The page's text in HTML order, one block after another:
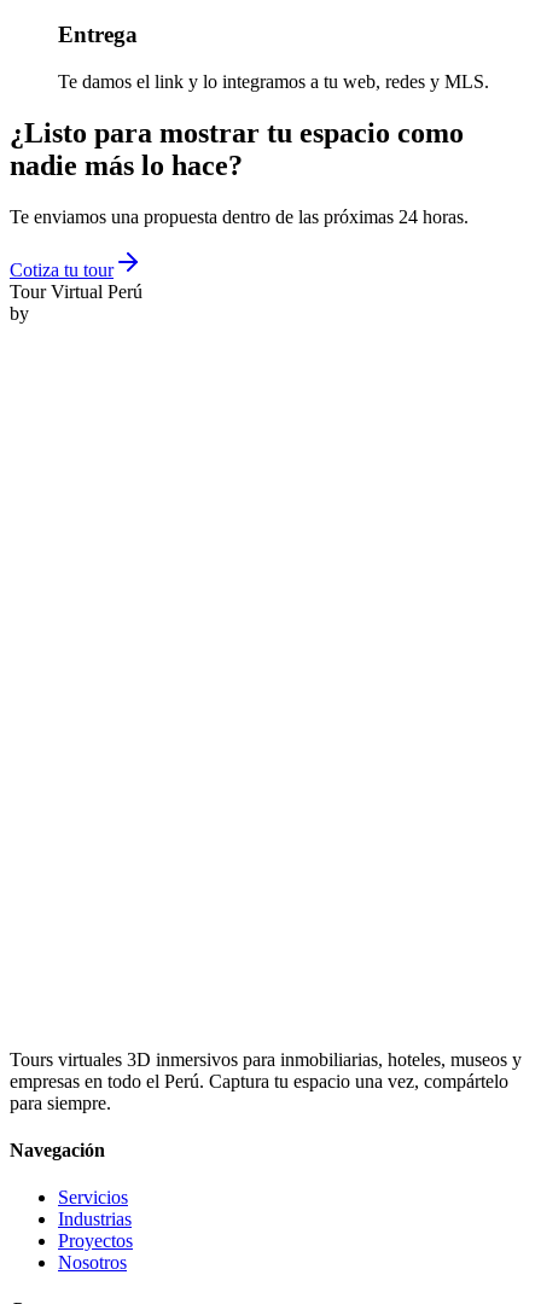
Entrega
Te damos el link y lo integramos a tu web, redes y MLS.
¿Listo para mostrar tu espacio como
nadie más lo hace?
Te enviamos una propuesta dentro de las próximas 24 horas.
Cotiza tu tour
Tour Virtual Perú
by
Tours virtuales 3D inmersivos para inmobiliarias, hoteles, museos y
empresas en todo el Perú. Captura tu espacio una vez, compártelo
para siempre.
Navegación
Servicios
Industrias
Proyectos
Nosotros